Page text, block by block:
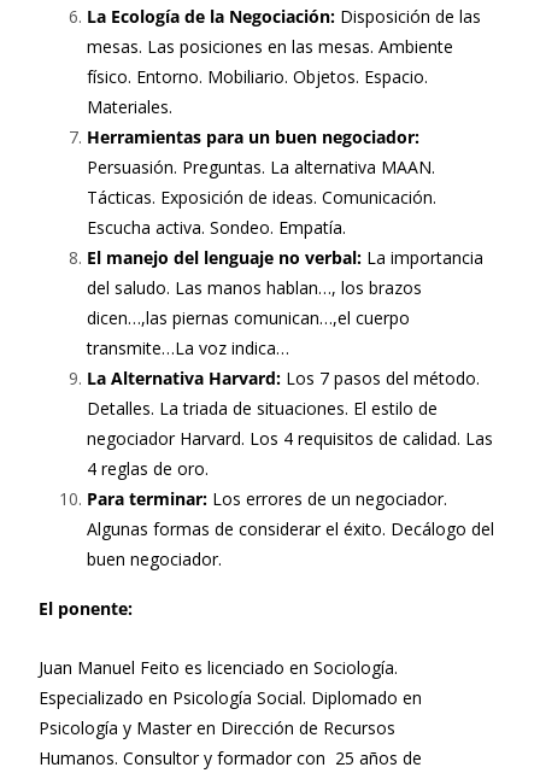
La Ecología de la Negociación: Disposición de las
mesas. Las posiciones en las mesas. Ambiente
físico. Entorno. Mobiliario. Objetos. Espacio.
Materiales.
Herramientas para un buen negociador:
Persuasión. Preguntas. La alternativa MAAN.
Tácticas. Exposición de ideas. Comunicación.
Escucha activa. Sondeo. Empatía.
El manejo del lenguaje no verbal: La importancia
del saludo. Las manos hablan…, los brazos
dicen…,las piernas comunican…,el cuerpo
transmite…La voz indica…
La Alternativa Harvard: Los 7 pasos del método.
Detalles. La triada de situaciones. El estilo de
negociador Harvard. Los 4 requisitos de calidad. Las
4 reglas de oro.
Para terminar: Los errores de un negociador.
Algunas formas de considerar el éxito. Decálogo del
buen negociador.
El ponente:
Juan Manuel Feito es licenciado en Sociología.
Especializado en Psicología Social. Diplomado en
Psicología y Master en Dirección de Recursos
Humanos. Consultor y formador con 25 años de